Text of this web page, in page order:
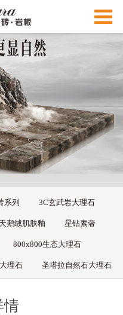
系列 3C玄武岩大理石
天鹅绒肌肤釉 星钻素奢
800x800生态大理石
理石 圣塔拉自然石大理石
情